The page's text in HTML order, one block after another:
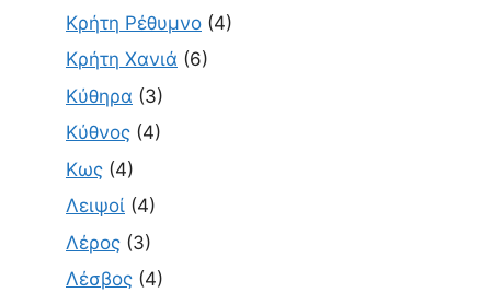
Κρήτη Ρέθυμνο (4)
Κρήτη Χανιά (6)
Κύθηρα (3)
Κύθνος (4)
Κως (4)
Λειψοί (4)
Λέρος (3)
Λέσβος (4)